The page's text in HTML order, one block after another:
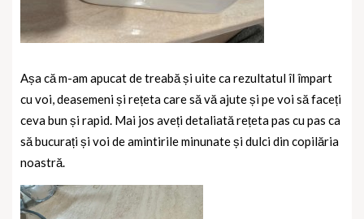
Așa că m-am apucat de treabă și uite ca rezultatul îl împart
cu voi, deasemeni și rețeta care să vă ajute și pe voi să faceți
ceva bun și rapid. Mai jos aveți detaliată rețeta pas cu pas ca
să bucurați și voi de amintirile minunate și dulci din copilăria
noastră.